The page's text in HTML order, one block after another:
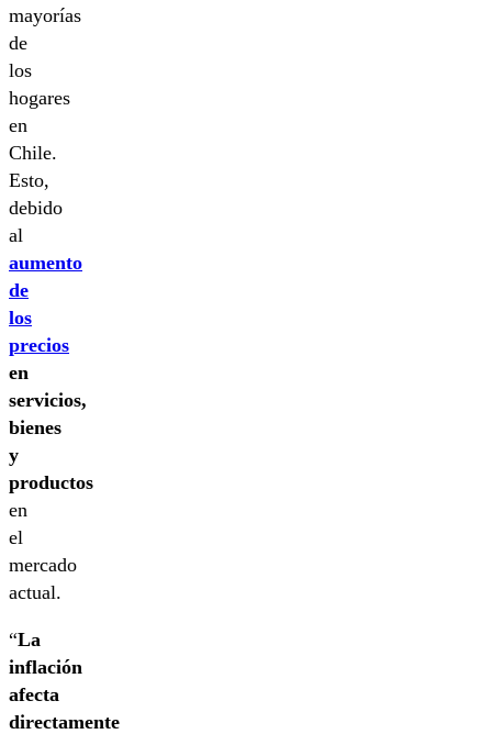
mayorías
de
los
hogares
en
Chile.
Esto,
debido
al
aumento
de
los
precios
en
servicios,
bienes
y
productos
en
el
mercado
actual.
“La
inflación
afecta
directamente